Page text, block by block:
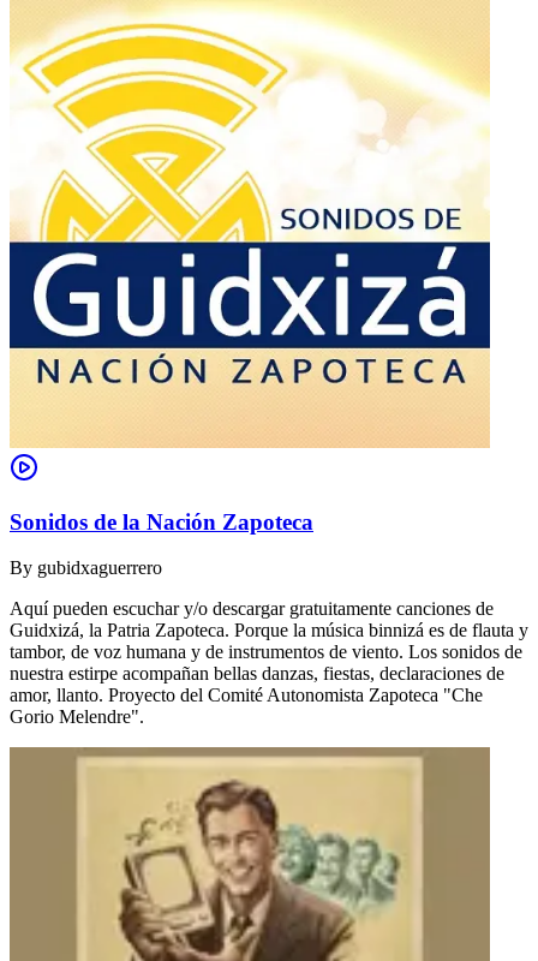
Sonidos de la Nación Zapoteca
By gubidxaguerrero
Aquí pueden escuchar y/o descargar gratuitamente canciones de
Guidxizá, la Patria Zapoteca. Porque la música binnizá es de flauta y
tambor, de voz humana y de instrumentos de viento. Los sonidos de
nuestra estirpe acompañan bellas danzas, fiestas, declaraciones de
amor, llanto. Proyecto del Comité Autonomista Zapoteca "Che
Gorio Melendre".